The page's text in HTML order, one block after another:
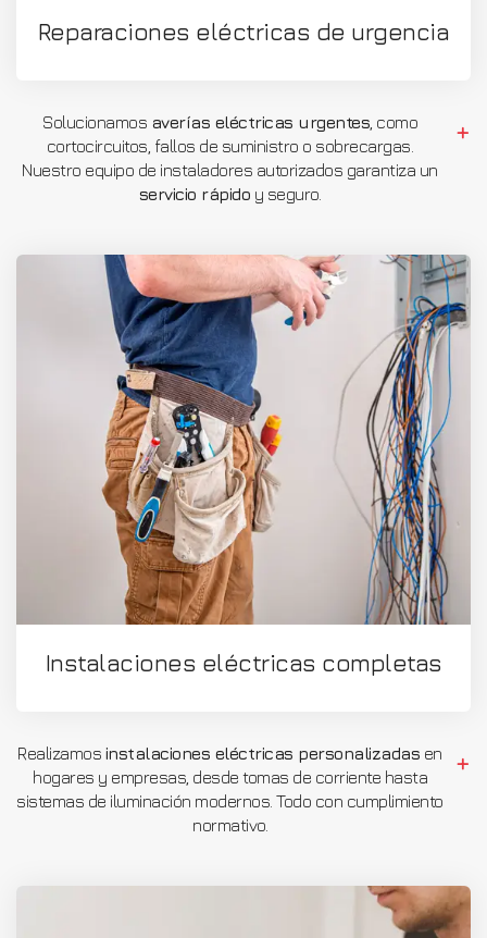
Reparaciones eléctricas de urgencia
Solucionamos averías eléctricas urgentes , como
cortocircuitos, fallos de suministro o sobrecargas.
Nuestro equipo de instaladores autorizados garantiza un
servicio rápido y seguro.
Instalaciones eléctricas completas
Realizamos instalaciones eléctricas personalizadas en
hogares y empresas, desde tomas de corriente hasta
sistemas de iluminación modernos. Todo con cumplimiento
normativo.